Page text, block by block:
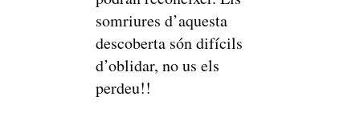
somriures d’aquesta
descoberta són difícils
d’oblidar, no us els
perdeu!!